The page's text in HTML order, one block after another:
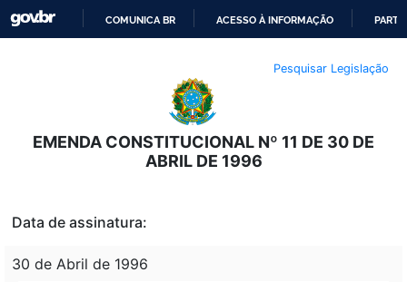
O
CONTEÚDO
COMUNICA BR ACESSO À INFORMAÇÃO
Pesquisar Legislação
EMENDA CONSTITUCIONAL Nº 11 DE 30 DE
ABRIL DE 1996
Data de assinatura:
30 de Abril de 1996